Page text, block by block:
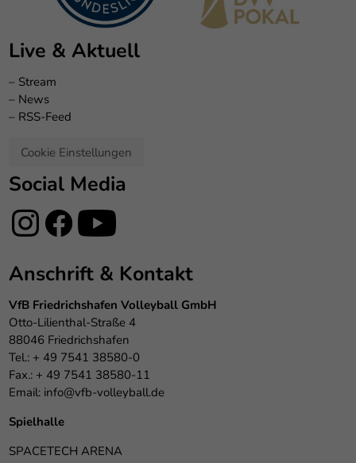
Live & Aktuell
– Stream
– News
– RSS-Feed
Cookie Einstellungen
Social Media
Anschrift & Kontakt
VfB Friedrichshafen Volleyball GmbH
Otto-Lilienthal-Straße 4
88046 Friedrichshafen
Tel.: + 49 7541 38580-0
Fax.: + 49 7541 38580-11
Email: info@vfb-volleyball.de
Spielhalle
SPACETECH ARENA